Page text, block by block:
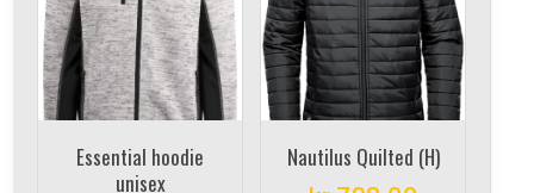
Essential hoodie
unisex
Nautilus Quilted (H)